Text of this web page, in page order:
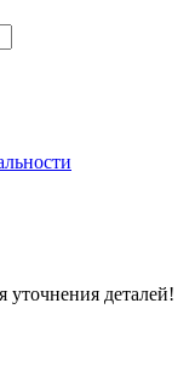
уточнения деталей!